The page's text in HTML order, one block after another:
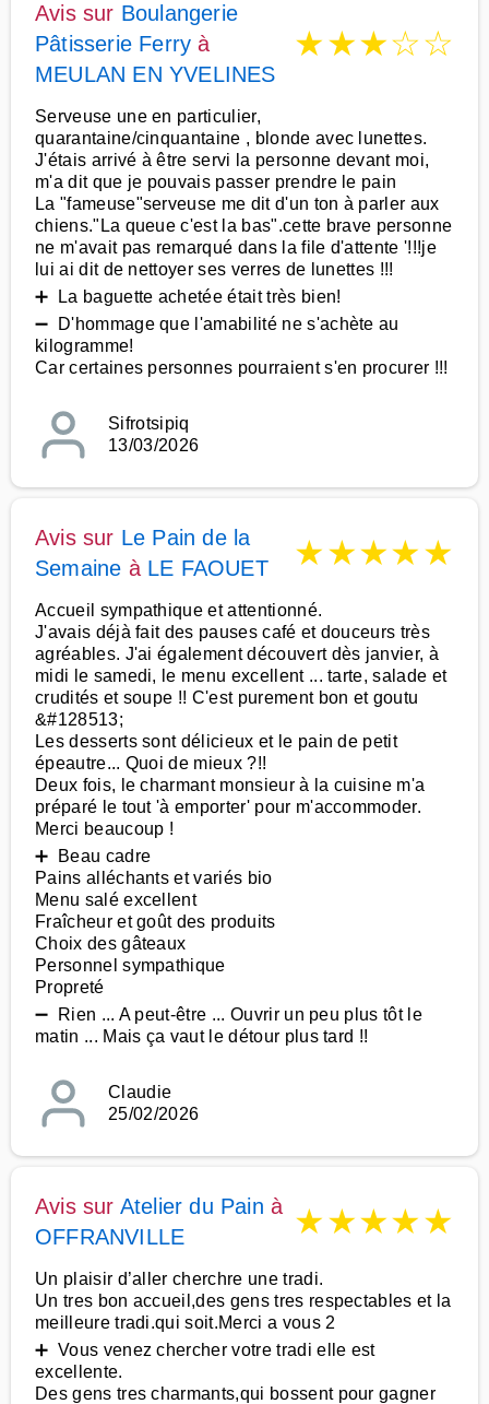
Avis sur Boulangerie
Pâtisserie Ferry à
MEULAN EN YVELINES
★★★☆☆
Serveuse une en particulier,
quarantaine/cinquantaine , blonde avec lunettes.
J'étais arrivé à être servi la personne devant moi,
m'a dit que je pouvais passer prendre le pain
La "fameuse"serveuse me dit d'un ton à parler aux
chiens."La queue c'est la bas".cette brave personne
ne m'avait pas remarqué dans la file d'attente '!!!je
lui ai dit de nettoyer ses verres de lunettes !!!
➕ La baguette achetée était très bien!
➖ D'hommage que l'amabilité ne s'achète au
kilogramme!
Car certaines personnes pourraient s'en procurer !!!
Sifrotsipiq
13/03/2026
Avis sur Le Pain de la
Semaine à LE FAOUET ★★★★★
Accueil sympathique et attentionné.
J'avais déjà fait des pauses café et douceurs très
agréables. J'ai également découvert dès janvier, à
midi le samedi, le menu excellent ... tarte, salade et
crudités et soupe !! C'est purement bon et goutu
&#128513;
Les desserts sont délicieux et le pain de petit
épeautre... Quoi de mieux ?!!
Deux fois, le charmant monsieur à la cuisine m'a
préparé le tout 'à emporter' pour m'accommoder.
Merci beaucoup !
➕ Beau cadre
Pains alléchants et variés bio
Menu salé excellent
Fraîcheur et goût des produits
Choix des gâteaux
Personnel sympathique
Propreté
➖ Rien ... A peut-être ... Ouvrir un peu plus tôt le
matin ... Mais ça vaut le détour plus tard !!
Claudie
25/02/2026
Avis sur Atelier du Pain à
OFFRANVILLE
★★★★★
Un plaisir d’aller cherchre une tradi.
Un tres bon accueil,des gens tres respectables et la
meilleure tradi.qui soit.Merci a vous 2
➕ Vous venez chercher votre tradi elle est
excellente.
Des gens tres charmants,qui bossent pour gagner